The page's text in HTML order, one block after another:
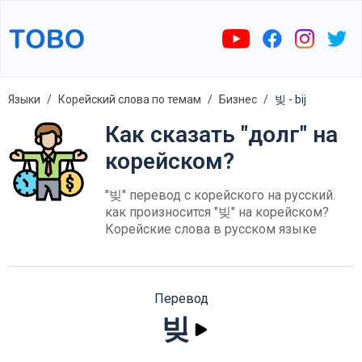
Языки Корейский слова по темам Бизнес 빚 - bij
Как сказать "долг" на
корейском?
"빚" перевод с корейского на русский.
как произносится "빚" на корейском?
Корейские слова в русском языке
Перевод
빚